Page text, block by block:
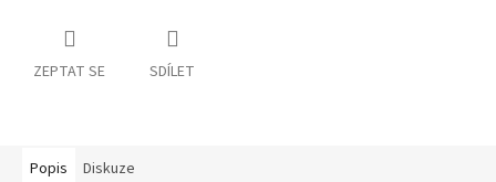
ZEPTAT SE SDÍLET
Popis Diskuze